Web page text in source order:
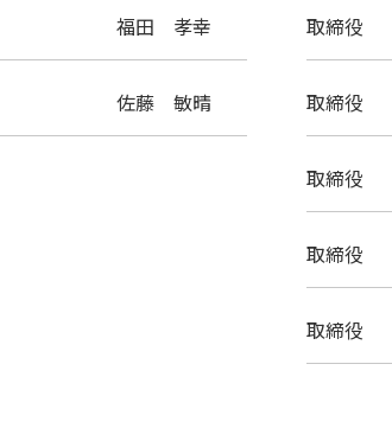
福田 孝幸
佐藤 敏晴
取締役
取締役
取締役
取締役
取締役